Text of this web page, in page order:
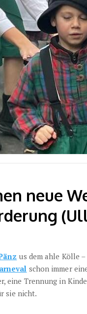
neue
us dem ahle Kölle
schon immer
eine Trennung in
sie nicht.